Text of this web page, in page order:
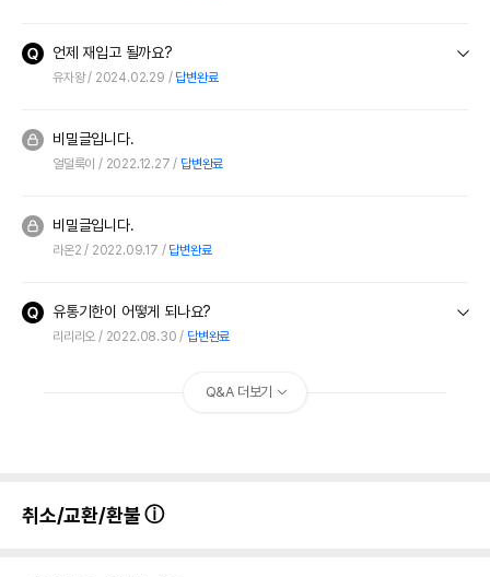
언제 재입고 될까요?
유자왕 2024.02.29 답변완료
비밀글입니다.
얼덜룩이 2022.12.27 답변완료
비밀글입니다.
라온2 2022.09.17 답변완료
유통기한이 어떻게 되나요?
리리리오 2022.08.30 답변완료
Q&A 더보기
취소/교환/환불